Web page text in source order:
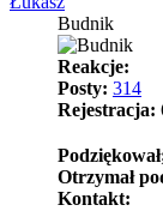
Budnik
Reakcje:
Posty: 314
Rejestracja:
Otrzymał
Kontakt: